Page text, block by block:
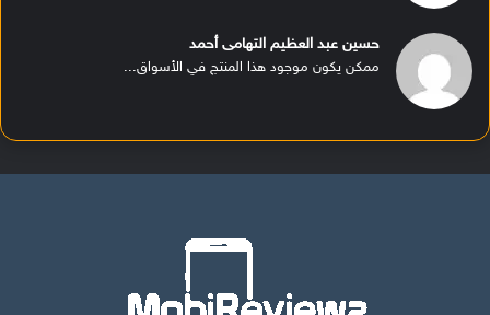
حسين عبد العظيم التهامى أحمد
ممكن يكون موجود هذا المنتج في الأسواق...